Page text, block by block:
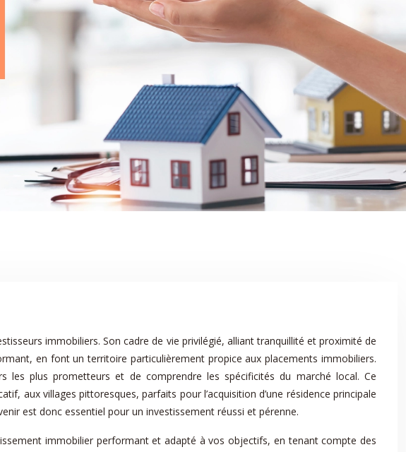
immobiliers. Son cadre de vie privilégié, alliant tranquillité et proximité de
en font un territoire particulièrement propice aux placements immobiliers.
les plus prometteurs et de comprendre les spécificités du marché local. Ce
aux villages pittoresques, parfaits pour l’acquisition d’une résidence principale
est donc essentiel pour un investissement réussi et pérenne.
immobilier performant et adapté à vos objectifs, en tenant compte des